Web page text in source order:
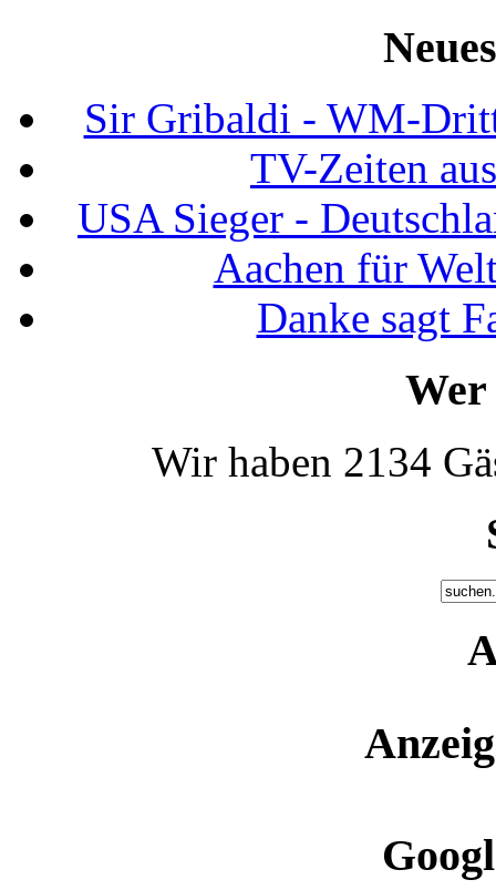
Sir Gribaldi - WM-
TV-Zeiten
USA Sieger -
Aachen für
Danke sagt
Wir haben 2134